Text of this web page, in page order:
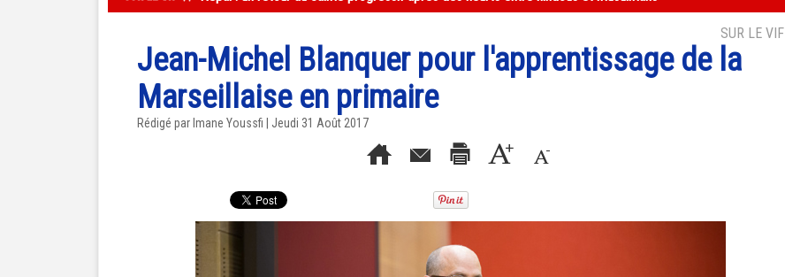
SUR LE VIF
Jean-Michel Blanquer pour l'apprentissage de la
Marseillaise en primaire
Rédigé par Imane Youssfi | Jeudi 31 Août 2017